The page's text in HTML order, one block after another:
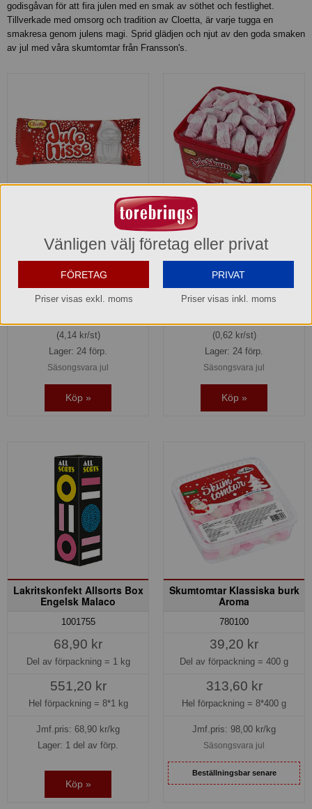
godisgåvan för att fira julen med en smak av söthet och festlighet.
Tillverkade med omsorg och tradition av Cloetta, är varje tugga en
smakresa genom julens magi. Sprid glädjen och njut av den goda smaken
av jul med våra skumtomtar från Fransson's.
Julenisser singelpack 22 g
635683
124,20 kr
Hel förpackning = 1*30x22 g
(4,14 kr/st)
Lager: 24 förp.
Säsongsvara jul
Köp »
Juleskum Originalet röd
635680
74,50 kr
Hel förpackning =
(0,62 kr/st)
Lager: 24 förp.
Säsongsvara jul
Köp »
Lakritskonfekt Allsorts Box
Engelsk Malaco
1001755
68,90 kr
Del av förpackning = 1 kg
551,20 kr
Hel förpackning = 8*1 kg
Jmf.pris: 68,90 kr/kg
Lager: 1 del av förp.
Köp »
Skumtomtar Klassiska burk
Aroma
780100
39,20 kr
Del av förpackning = 400 g
313,60 kr
Hel förpackning = 8*400 g
Jmf.pris: 98,00 kr/kg
Säsongsvara jul
Beställningsbar senare
Vänligen välj företag eller privat
FÖRETAG
Priser visas exkl. moms
PRIVAT
Priser visas inkl. moms